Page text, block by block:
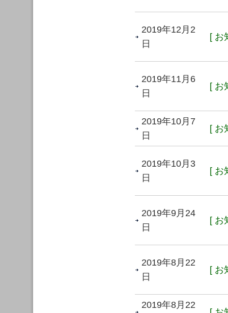
2019年12月2
日
[ お
2019年11月6
日
[ お
2019年10月7
日
[ お
2019年10月3
日
[ お
2019年9月24
日
[ お
2019年8月22
日
[ お
2019年8月22